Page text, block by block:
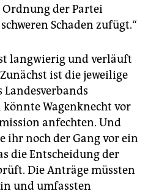
Ordnung der Partei
Schaden zufügt.“
langwierig und verläuft
ist die jeweilige
Landesverbands
Wagenknecht vor
anfechten. Und
ihr noch der Gang vor ein
die Entscheidung der
Die Anträge müssten
und umfassten